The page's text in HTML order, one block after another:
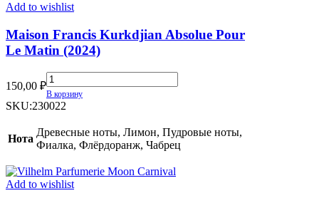
Add to wishlist
Maison Francis Kurkdjian Absolue Pour
Le Matin (2024)
150,00 ₽
Maison
Francis
Kurkdjian
Pour
Le
(2024)
quantity
В корзину
SKU:230022
Нота
Древесные ноты, Лимон, Пудровые ноты,
Фиалка, Флёрдоранж, Чабрец
Add to wishlist